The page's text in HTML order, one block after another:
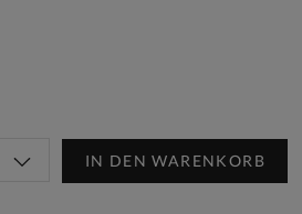
IN DEN WARENKORB